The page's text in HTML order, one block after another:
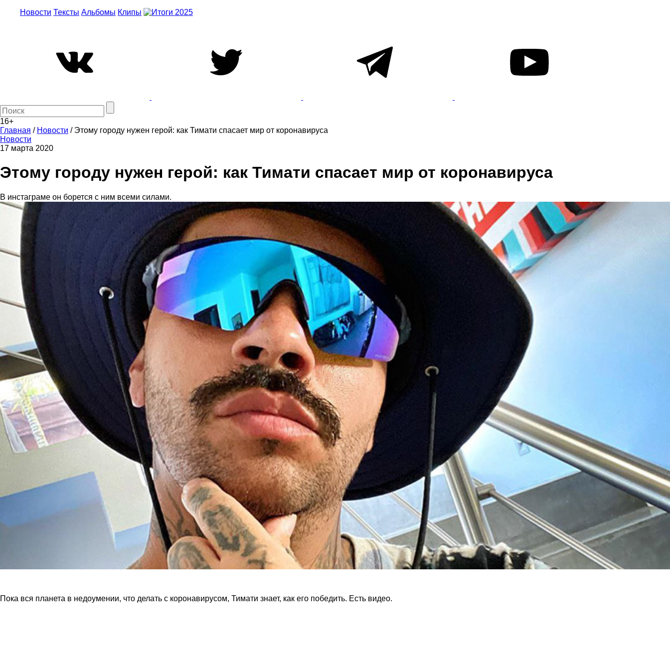
Новости Тексты Альбомы Клипы
16+
Главная / Новости / Этому городу нужен герой: как Тимати спасает мир от коронавируса
Новости
17 марта 2020
Этому городу нужен герой: как Тимати спасает мир от коронавируса
В инстаграме он борется с ним всеми силами.
Пока вся планета в недоумении, что делать с коронавирусом, Тимати знает, как его победить. Есть видео.